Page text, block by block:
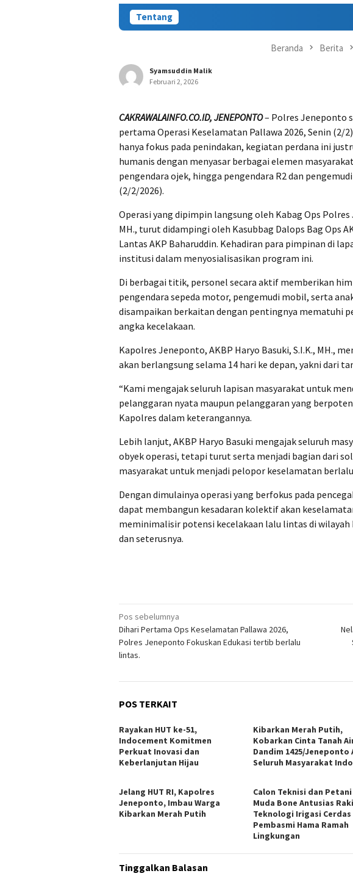
Tentang
Beranda Berita
Syamsuddin Malik
Februari 2, 2026
CAKRAWALAINFO.CO.ID, JENEPONTO– Polres Jeneponto
pertama Operasi Keselamatan Pallawa 2026, Senin (2/
hanya fokus pada penindakan, kegiatan perdana ini
humanis dengan menyasar berbagai elemen
pengendara ojek, hingga pengendara R2 dan
(2/2/2026).
Operasi yang dipimpin langsung oleh Kabag Ops
MH., turut didampingi oleh Kasubbag Dalops Bag Ops
Lantas AKP Baharuddin. Kehadiran para pimpinan di
institusi dalam menyosialisasikan program ini.
Di berbagai titik, personel secara aktif memberikan
pengendara sepeda motor, pengemudi mobil, serta
disampaikan berkaitan dengan pentingnya mematuhi
angka kecelakaan.
Kapolres Jeneponto, AKBP Haryo Basuki, S.I.K., MH.,
akan berlangsung selama 14 hari ke depan, yakni dari
“Kami mengajak seluruh lapisan masyarakat untuk
pelanggaran nyata maupun pelanggaran yang
Kapolres dalam keterangannya.
Lebih lanjut, AKBP Haryo Basuki mengajak seluruh
obyek operasi, tetapi turut serta menjadi bagian dari
masyarakat untuk menjadi pelopor keselamatan
Dengan dimulainya operasi yang berfokus pada
dapat membangun kesadaran kolektif akan
meminimalisir potensi kecelakaan lalu lintas di wilayah
dan seterusnya.
Navigasi
pos
Pos sebelumnya
Dihari Pertama Ops Keselamatan Pallawa 2026,
Polres Jeneponto Fokuskan Edukasi tertib berlalu
lintas.
POS TERKAIT
Rayakan HUT ke-51,
Indocement Komitmen
Perkuat Inovasi dan
Keberlanjutan Hijau
Kibarkan Merah Putih,
Kobarkan Cinta Tanah
Dandim 1425/Jeneponto
Seluruh Masyarakat
Jelang HUT RI, Kapolres
Jeneponto, Imbau Warga
Kibarkan Merah Putih
Calon Teknisi dan Petani
Muda Bone Antusias
Teknologi Irigasi Cerdas
Pembasmi Hama Ramah
Lingkungan
Tinggalkan Balasan